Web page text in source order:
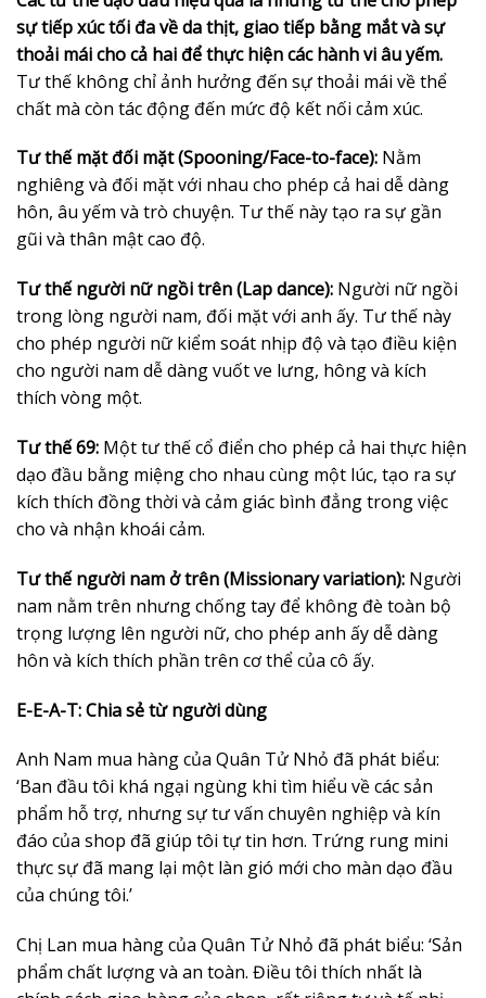
sự tiếp xúc tối đa về da thịt, giao tiếp bằng mắt và sự
thoải mái cho cả hai để thực hiện các hành vi âu yếm.
Tư thế không chỉ ảnh hưởng đến sự thoải mái về thể
chất mà còn tác động đến mức độ kết nối cảm xúc.
Tư thế mặt đối mặt (Spooning/Face-to-face): Nằm
nghiêng và đối mặt với nhau cho phép cả hai dễ dàng
hôn, âu yếm và trò chuyện. Tư thế này tạo ra sự gần
gũi và thân mật cao độ.
Tư thế người nữ ngồi trên (Lap dance): Người nữ ngồi
trong lòng người nam, đối mặt với anh ấy. Tư thế này
cho phép người nữ kiểm soát nhịp độ và tạo điều kiện
cho người nam dễ dàng vuốt ve lưng, hông và kích
thích vòng một.
Tư thế 69: Một tư thế cổ điển cho phép cả hai thực hiện
dạo đầu bằng miệng cho nhau cùng một lúc, tạo ra sự
kích thích đồng thời và cảm giác bình đẳng trong việc
cho và nhận khoái cảm.
Tư thế người nam ở trên (Missionary variation): Người
nam nằm trên nhưng chống tay để không đè toàn bộ
trọng lượng lên người nữ, cho phép anh ấy dễ dàng
hôn và kích thích phần trên cơ thể của cô ấy.
E-E-A-T: Chia sẻ từ người dùng
Anh Nam mua hàng của Quân Tử Nhỏ đã phát biểu:
‘Ban đầu tôi khá ngại ngùng khi tìm hiểu về các sản
phẩm hỗ trợ, nhưng sự tư vấn chuyên nghiệp và kín
đáo của shop đã giúp tôi tự tin hơn. Trứng rung mini
thực sự đã mang lại một làn gió mới cho màn dạo đầu
của chúng tôi.’
Chị Lan mua hàng của Quân Tử Nhỏ đã phát biểu: ‘Sản
phẩm chất lượng và an toàn. Điều tôi thích nhất là